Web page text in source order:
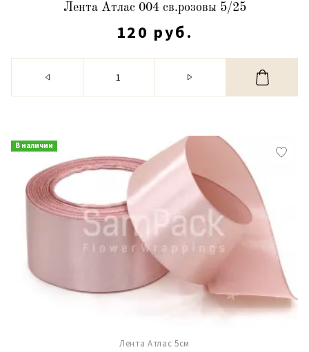
Лента Атлас 004 св.розовы 5/25
120 руб.
В наличии
Лента Атлас 5см